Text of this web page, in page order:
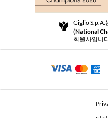
Community Store
Beauty Seekers VIP Club
반품 및 환불
For a safe shopping experience
Security Communication
Giglio S.p.A.
(National
회원사입니